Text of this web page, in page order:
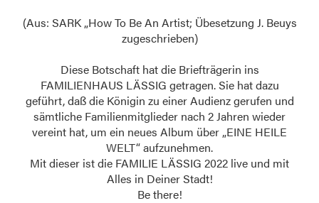
(Aus: SARK „How To Be An Artist; Übesetzung J. Beuys
zugeschrieben)
Diese Botschaft hat die Briefträgerin ins
FAMILIENHAUS LÄSSIG getragen. Sie hat dazu
geführt, daß die Königin zu einer Audienz gerufen und
sämtliche Familienmitglieder nach 2 Jahren wieder
vereint hat, um ein neues Album über „EINE HEILE
WELT“ aufzunehmen.
Mit dieser ist die FAMILIE LÄSSIG 2022 live und mit
Alles in Deiner Stadt!
Be there!